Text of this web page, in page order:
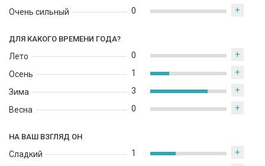
Очень сильный
0 +
ДЛЯ КАКОГО ВРЕМЕНИ ГОДА?
Лето
Осень
Зима
Весна
0 +
1 +
3 +
0 +
НА ВАШ ВЗГЛЯД ОН
Сладкий 1
+